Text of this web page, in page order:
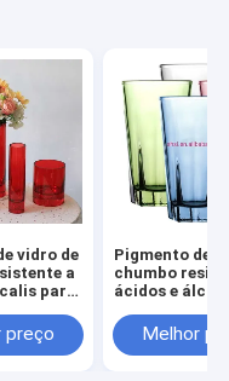
vidro de
a
para
preço
Pigmento de
chumbo
ácidos e
Melhor